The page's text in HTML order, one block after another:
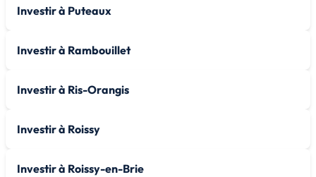
Investir à Puteaux
Investir à Rambouillet
Investir à Ris-Orangis
Investir à Roissy
Investir à Roissy-en-Brie